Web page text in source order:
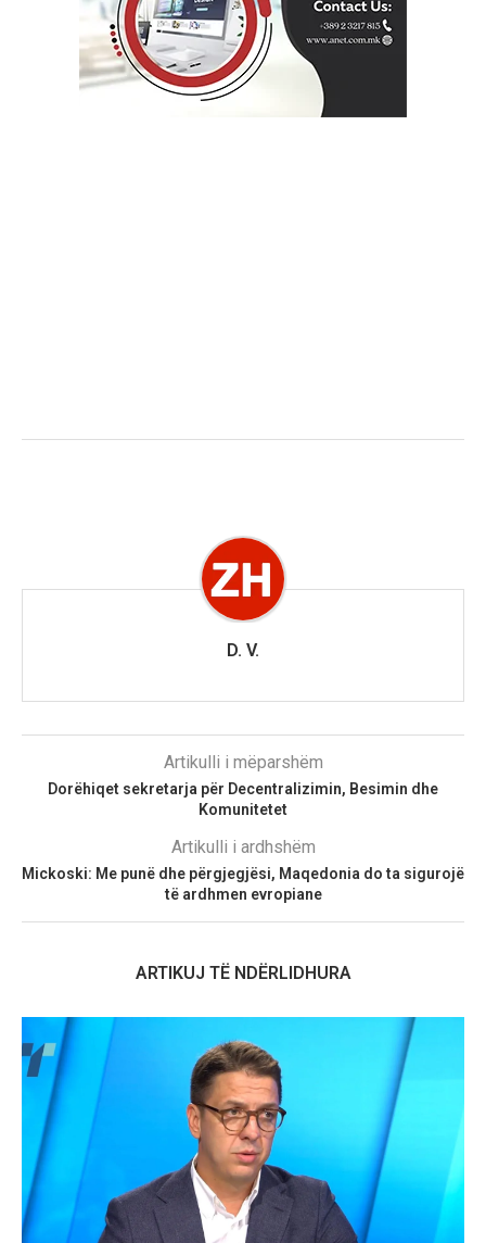
D. V.
Artikulli i mëparshëm
Dorëhiqet sekretarja për Decentralizimin, Besimin dhe
Komunitetet
Artikulli i ardhshëm
Mickoski: Me punë dhe përgjegjësi, Maqedonia do ta sigurojë
të ardhmen evropiane
ARTIKUJ TË NDËRLIDHURA